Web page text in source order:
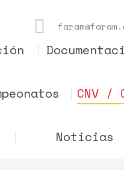
CNV /
Noticias